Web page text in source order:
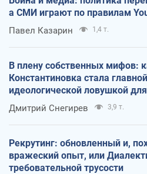
а СМИ играют по правилам
Павел Казарин 1,4 т.
В плену собственных мифов:
Константиновка стала главной
идеологической ловушкой
оккупантов
Дмитрий Снегирев 3,9 т.
Рекрутинг: обновленный и,
вражеский опыт, или
требовательной трусости